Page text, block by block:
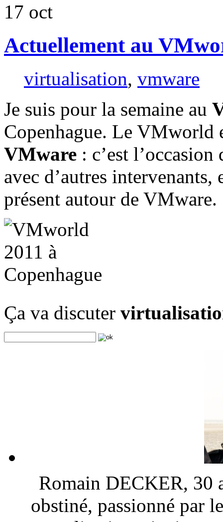
17 oct
Actuellement au
virtualisation, vmware
Je suis pour la semaine au
Copenhague. Le VMworld
VMware : c’est
avec d’autres
présent autour de VMware.
Ça va discuter
Romain DECKER, 30
obstiné, passionné par